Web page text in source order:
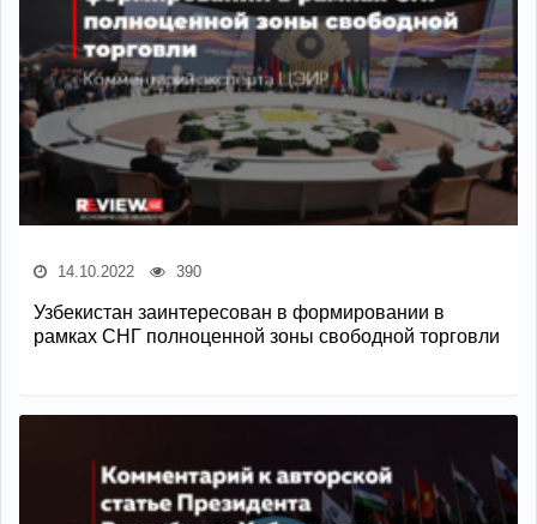
14.10.2022 390
Узбекистан заинтересован в формировании в
рамках СНГ полноценной зоны свободной торговли